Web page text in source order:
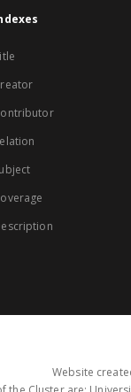
Website